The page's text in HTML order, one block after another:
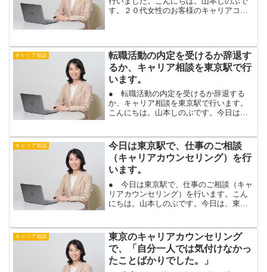
す。２０代女性のお客様のキャリアコン
頂いた、お客様です。転...
キャリア相談
転職活動の内定を受けるか辞退す
るか、キャリア相談を東京駅で行
います。
● 転職活動の内定を受けるか辞退する
か、キャリア相談を東京駅で行います。
こんにちは。山本しのぶです。今日は、
アのご相談を、東京駅で行います。今回
のお客様は、前回、履歴書...
キャリア相談
今日は東京駅で、仕事のご相談
（キャリアカウンセリング）を行
います。
● 今日は東京駅で、仕事のご相談（キャ
リアカウンセリング）を行います。こん
にちは。山本しのぶです。今日は、東京
転職相談は、転職をするか悩んでいる場
合も、ご相談頂けます。...
キャリア相談
東京のキャリアカウンセリング
で、「自分一人では気付けなかっ
たことばかりでした。」